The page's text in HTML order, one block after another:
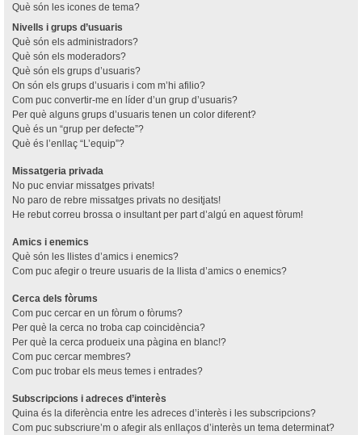
Què són les icones de tema?
Nivells i grups d’usuaris
Què són els administradors?
Què són els moderadors?
Què són els grups d’usuaris?
On són els grups d’usuaris i com m’hi afilio?
Com puc convertir-me en líder d’un grup d’usuaris?
Per què alguns grups d’usuaris tenen un color diferent?
Què és un “grup per defecte”?
Què és l’enllaç “L’equip”?
Missatgeria privada
No puc enviar missatges privats!
No paro de rebre missatges privats no desitjats!
He rebut correu brossa o insultant per part d’algú en aquest fòrum!
Amics i enemics
Què són les llistes d’amics i enemics?
Com puc afegir o treure usuaris de la llista d’amics o enemics?
Cerca dels fòrums
Com puc cercar en un fòrum o fòrums?
Per què la cerca no troba cap coincidència?
Per què la cerca produeix una pàgina en blanc!?
Com puc cercar membres?
Com puc trobar els meus temes i entrades?
Subscripcions i adreces d’interès
Quina és la diferència entre les adreces d’interès i les subscripcions?
Com puc subscriure’m o afegir als enllaços d’interès un tema determinat?